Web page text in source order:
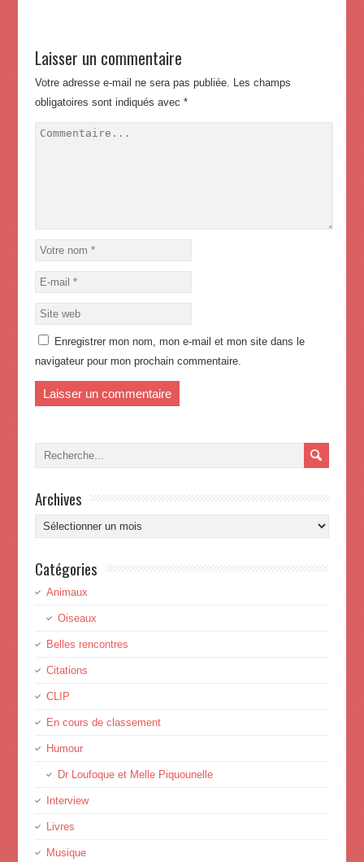
Laisser un commentaire
Votre adresse e-mail ne sera pas publiée. Les champs
obligatoires sont indiqués avec *
Enregistrer mon nom, mon e-mail et mon site dans le
navigateur pour mon prochain commentaire.
Archives
Archives
Catégories
Animaux
Oiseaux
Belles rencontres
Citations
CLIP
En cours de classement
Humour
Dr Loufoque et Melle Piquounelle
Interview
Livres
Musique